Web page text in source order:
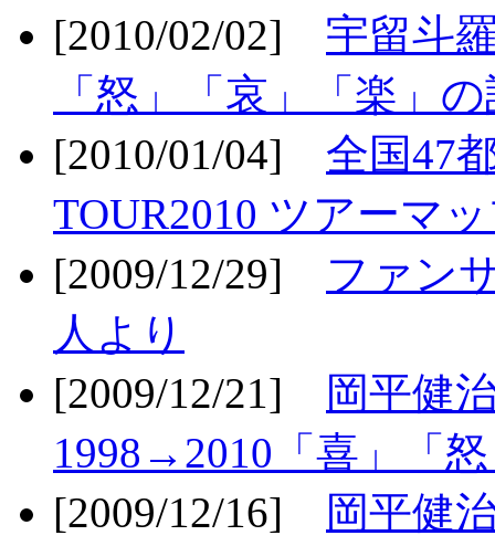
[2010/02/02] 宇留斗
「怒」「哀」「楽」
[2010/01/04] 全国47
TOUR2010 ツアーマ
[2009/12/29] ファン
人より
[2009/12/21]
岡平健
1998→2010「喜」「
[2009/12/16]
岡平健